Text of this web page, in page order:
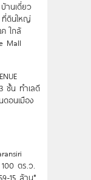
านเดี่ยว
ที่ดินใหญ่
ใกล้
Mall
ชั้น ทำเลดี
อนเมือง
ตร.ว.